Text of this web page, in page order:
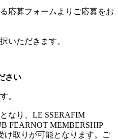
応募フォームよりご応募をお
いただきます。
さい
。
なり、LE SSERAFIM
FEARNOT MEMBERSHIP
け取りが可能となります。ご